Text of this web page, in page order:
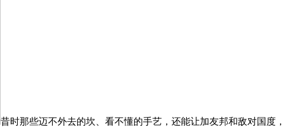
昔时那些迈不外去的坎、看不懂的手艺，还能让加友邦和敌对国度，